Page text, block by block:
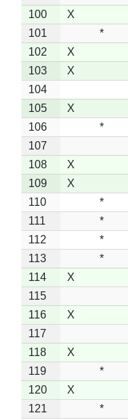
100
X
101
*
102
X
103
X
104
105
X
106
*
107
108
X
109
X
110
*
111
*
112
*
113
*
114
X
115
116
X
117
118
X
119
*
120
X
121
*